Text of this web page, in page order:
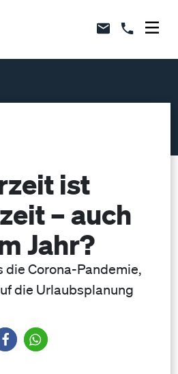
ist
– auch
Jahr?
die Corona-Pandemie,
die Urlaubsplanung